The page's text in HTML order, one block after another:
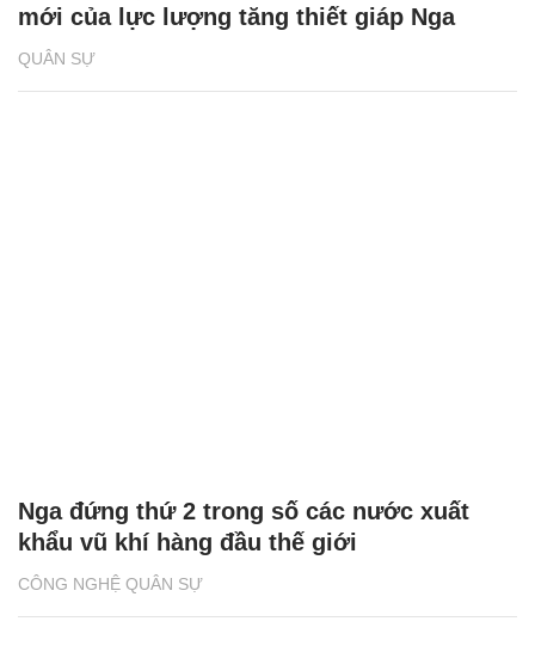
QUÂN SỰ
mới của lực lượng tăng thiết giáp Nga
CÔNG NGHỆ QUÂN SỰ
Nga đứng thứ 2 trong số các nước xuất
khẩu vũ khí hàng đầu thế giới